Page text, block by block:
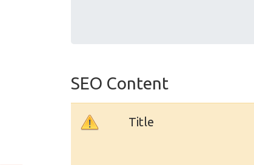
SEO Content
Title